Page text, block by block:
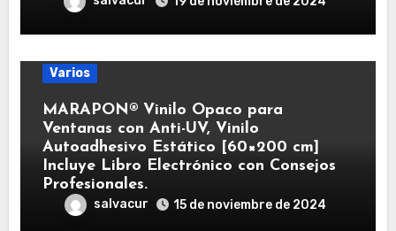
Varios
MARAPON® Vinilo Opaco para
Ventanas con Anti-UV, Vinilo
Autoadhesivo Estático [60×200 cm]
Incluye Libro Electrónico con Consejos
Profesionales.
salvacur 15 de noviembre de 2024